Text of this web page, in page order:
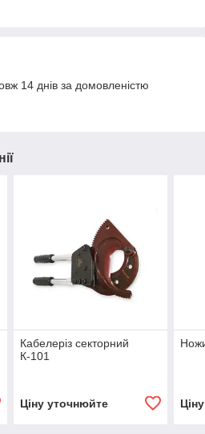
14 днів за домовленістю
Кабелеріз секторний
К-101
Ціну уточнюйте